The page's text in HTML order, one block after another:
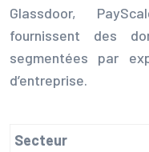
Glassdoor,
fournissent des
segmentées par
d’entreprise.
Secteur